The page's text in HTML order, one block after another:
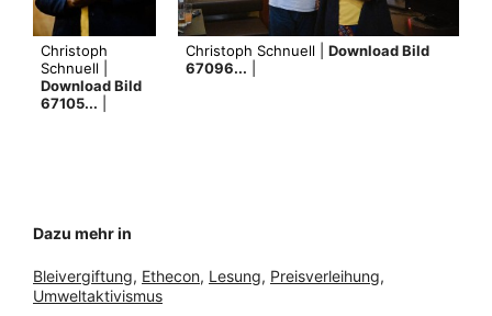
Christoph
Schnuell |
Download Bild
67105...
Christoph Schnuell | Download Bild
67096...
Dazu mehr in
Bleivergiftung, Ethecon, Lesung, Preisverleihung
Umweltaktivismus